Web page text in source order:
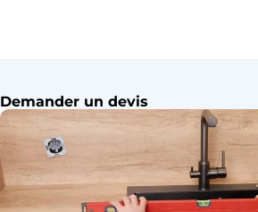
Demander un devis